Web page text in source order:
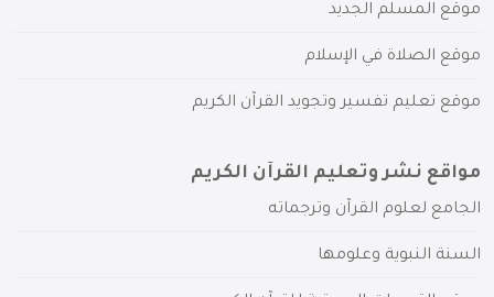
موقع المسلم الجديد
موقع الصلاة في الإسلام
موقع تعليم تفسير وتجويد القرآن الكريم
مواقع نشر وتعليم القرآن الكريم
الجامع لعلوم القرآن وترجماته
السنة النبوية وعلومها